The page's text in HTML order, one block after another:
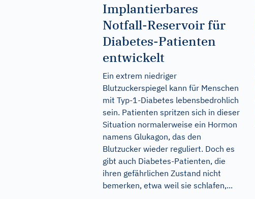
Implantierbares
Notfall-Reservoir für
Diabetes-Patienten
entwickelt
Ein extrem niedriger
Blutzuckerspiegel kann für Menschen
mit Typ-1-Diabetes lebensbedrohlich
sein. Patienten spritzen sich in dieser
Situation normalerweise ein Hormon
namens Glukagon, das den
Blutzucker wieder reguliert. Doch es
gibt auch Diabetes-Patienten, die
ihren gefährlichen Zustand nicht
bemerken, etwa weil sie schlafen,...